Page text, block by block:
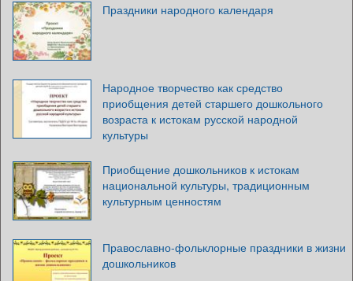
Праздники народного календаря
Народное творчество как средство
приобщения детей старшего дошкольного
возраста к истокам русской народной
культуры
Приобщение дошкольников к истокам
национальной культуры, традиционным
культурным ценностям
Православно-фольклорные праздники в жизни
дошкольников